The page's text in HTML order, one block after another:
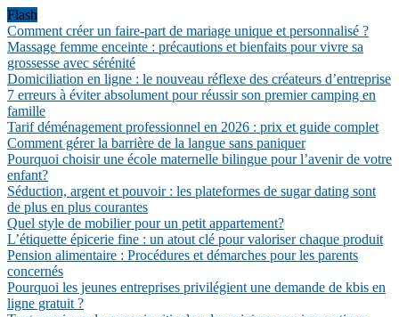
Flash
Comment créer un faire-part de mariage unique et personnalisé ?
Massage femme enceinte : précautions et bienfaits pour vivre sa
grossesse avec sérénité
Domiciliation en ligne : le nouveau réflexe des créateurs d’entreprise
7 erreurs à éviter absolument pour réussir son premier camping en
famille
Tarif déménagement professionnel en 2026 : prix et guide complet
Comment gérer la barrière de la langue sans paniquer
Pourquoi choisir une école maternelle bilingue pour l’avenir de votre
enfant?
Séduction, argent et pouvoir : les plateformes de sugar dating sont
de plus en plus courantes
Quel style de mobilier pour un petit appartement?
L’étiquette épicerie fine : un atout clé pour valoriser chaque produit
Pension alimentaire : Procédures et démarches pour les parents
concernés
Pourquoi les jeunes entreprises privilégient une demande de kbis en
ligne gratuit ?